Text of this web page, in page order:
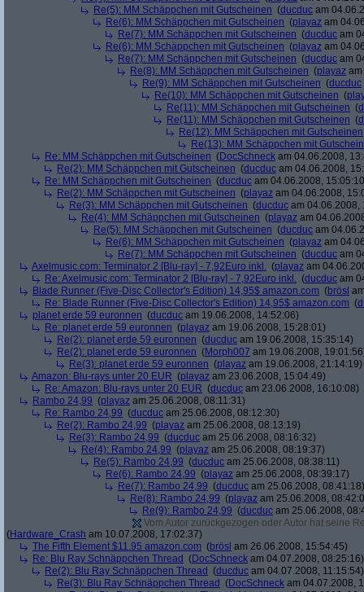
Re(5): MM Schäppchen mit Gutscheinen (ducduc am
Re(6): MM Schäppchen mit Gutscheinen (playaz am
Re(7): MM Schäppchen mit Gutscheinen (ducduc am
Re(6): MM Schäppchen mit Gutscheinen (playaz am
Re(7): MM Schäppchen mit Gutscheinen (ducduc am
Re(8): MM Schäppchen mit Gutscheinen (playaz
Re(9): MM Schäppchen mit Gutscheinen (ducduc
Re(10): MM Schäppchen mit Gutscheinen (
Re(11): MM Schäppchen mit Gutscheinen (
Re(11): MM Schäppchen mit Gutscheinen (
Re(12): MM Schäppchen mit Gutscheinen
Re(13): MM Schäppchen mit
Re: MM Schäppchen mit Gutscheinen (DocSchneck am 04.06.2008,
Re(2): MM Schäppchen mit Gutscheinen (ducduc am 04.06.2008,
Re: MM Schäppchen mit Gutscheinen (ducduc am 04.06.2008,
Re(2): MM Schäppchen mit Gutscheinen (playaz am 04.06.2008,
Re(3): MM Schäppchen mit Gutscheinen (ducduc am 04.06.2008,
Re(4): MM Schäppchen mit Gutscheinen (playaz am
Re(5): MM Schäppchen mit Gutscheinen (ducduc am
Re(6): MM Schäppchen mit Gutscheinen (playaz am
Re(7): MM Schäppchen mit Gutscheinen (ducduc am
Axelmusic.com: Terminator 2 [Blu-ray] - 7,92Euro inkl. (playaz am
Re: Axelmusic.com: Terminator 2 [Blu-ray] - 7,92Euro inkl. (ducduc am
Blade Runner (Five-Disc Collector's Edition) 14,95$ amazon.com (brösl
Re: Blade Runner (Five-Disc Collector's Edition) 14,95$ amazon.com (
planet erde 59 euronnen (ducduc am 19.06.2008, 14:52:06)
Re: planet erde 59 euronnen (playaz am 19.06.2008, 15:28:01)
Re(2): planet erde 59 euronnen (ducduc am 19.06.2008, 15:35:14)
Re(2): planet erde 59 euronnen (Morph007 am 19.06.2008,
Re(3): planet erde 59 euronnen (playaz am 19.06.2008, 21:14:19)
Amazon: Blu-rays unter 20 EUR (playaz am 23.06.2008, 15:04:49)
Re: Amazon: Blu-rays unter 20 EUR (ducduc am 23.06.2008, 16:10:08)
Rambo 24,99 (playaz am 25.06.2008, 08:11:31)
Re: Rambo 24,99 (ducduc am 25.06.2008, 08:12:30)
Re(2): Rambo 24,99 (playaz am 25.06.2008, 08:13:19)
Re(3): Rambo 24,99 (ducduc am 25.06.2008, 08:16:32)
Re(4): Rambo 24,99 (playaz am 25.06.2008, 08:19:37)
Re(5): Rambo 24,99 (ducduc am 25.06.2008, 08:38:11)
Re(6): Rambo 24,99 (playaz am 25.06.2008, 08:39:17)
Re(7): Rambo 24,99 (ducduc am 25.06.2008, 08:41:18)
Re(8): Rambo 24,99 (playaz am 25.06.2008,
Re(9): Rambo 24,99 (ducduc am 25.06.2008,
Vom Autor zurückgezogen oder Autor hat seine
(Hardware_Crash am 10.07.2008, 17:02:37)
The Fifth Element $11.95 amazon.com (brösl am 26.06.2008, 15:54:45)
Re: Blu Ray Schnäppchen Thread (DocSchneck am 04.07.2008, 08:25:16)
Re(2): Blu Ray Schnäppchen Thread (ducduc am 04.07.2008, 11:15:54)
Re(3): Blu Ray Schnäppchen Thread (DocSchneck am 04.07.2008,